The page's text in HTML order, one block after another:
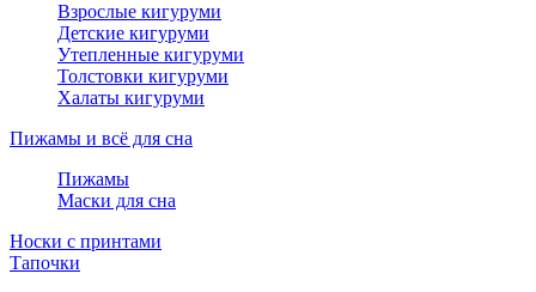
Взрослые кигуруми
Детские кигуруми
Утепленные кигуруми
Толстовки кигуруми
Халаты кигуруми
Пижамы и всё для сна
Пижамы
Маски для сна
Носки с принтами
Тапочки